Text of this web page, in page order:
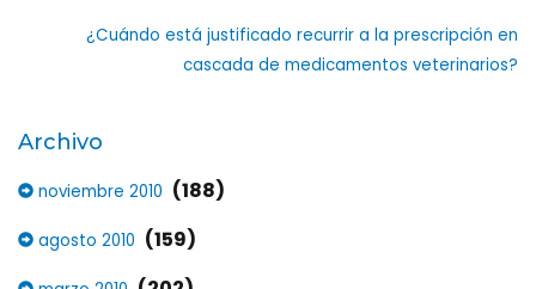
¿Cuándo está justificado recurrir a la prescripción en
cascada de medicamentos veterinarios?
Archivo
noviembre 2010 (188)
agosto 2010 (159)